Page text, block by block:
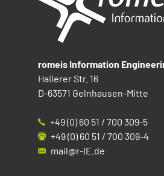
romeis Information
Hailerer Str. 16
D-63571 Gelnhausen-Mitte
+49 (0) 60 51 / 700 309-5
+49 (0) 60 51 / 700 309-4
mail@r-IE.de